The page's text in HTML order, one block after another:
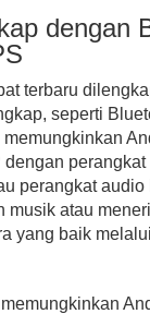
dengan
terbaru
seperti
perangkat
perangkat
musik atau
yang baik